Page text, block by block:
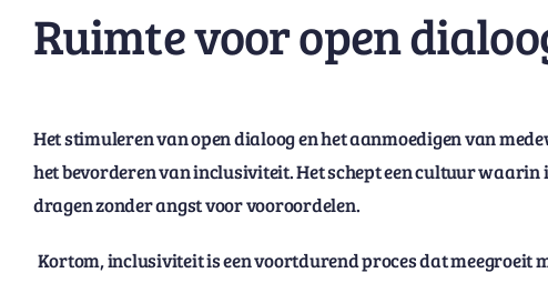
Ruimte voor open
Het stimuleren van open dialoog en het aanmoedigen van
het bevorderen van inclusiviteit. Het schept een cultuur waarin
dragen zonder angst voor vooroordelen.
Kortom, inclusiviteit is een voortdurend proces dat meegroeit